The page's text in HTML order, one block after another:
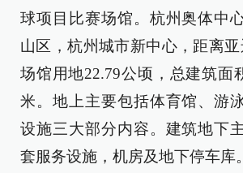
球项目比赛场馆。杭州奥体中
山区，杭州城市新中心，距离亚
场馆用地22.79公顷，总建筑面
米。地上主要包括体育馆、游
设施三大部分内容。建筑地下
套服务设施，机房及地下停车库。